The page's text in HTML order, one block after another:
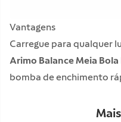
Vantagens
Carregue para qualquer
Arimo Balance Meia Bola
bomba de enchimento